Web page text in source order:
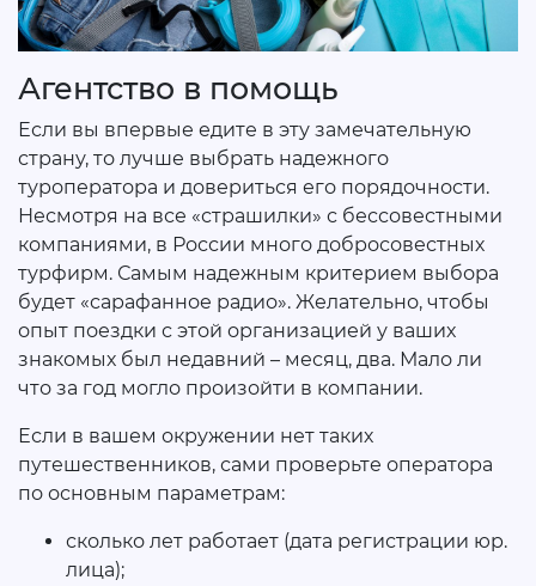
Агентство в помощь
Если вы впервые едите в эту замечательную
страну, то лучше выбрать надежного
туроператора и довериться его порядочности.
Несмотря на все «страшилки» с бессовестными
компаниями, в России много добросовестных
турфирм. Самым надежным критерием выбора
будет «сарафанное радио». Желательно, чтобы
опыт поездки с этой организацией у ваших
знакомых был недавний – месяц, два. Мало ли
что за год могло произойти в компании.
Если в вашем окружении нет таких
путешественников, сами проверьте оператора
по основным параметрам:
сколько лет работает (дата регистрации юр.
лица);